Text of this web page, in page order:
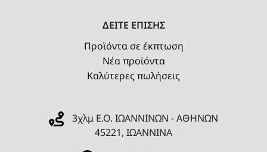
ΔΕΙΤΕ ΕΠΙΣΗΣ
Προϊόντα σε έκπτωση
Νέα προϊόντα
Καλύτερες πωλήσεις
3χλμ Ε.Ο. ΙΩΑΝΝΙΝΩΝ - ΑΘΗΝΩΝ
45221, ΙΩΑΝΝΙΝΑ